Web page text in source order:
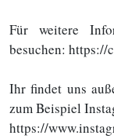
Für weitere
besuchen: https://
Ihr findet uns
zum Beispiel
https://